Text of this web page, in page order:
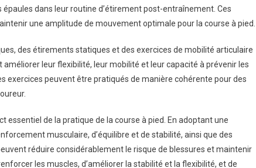
dans leur routine d’étirement post-entraînement. Ces
une amplitude de mouvement optimale pour la course à pied.
des étirements statiques et des exercices de mobilité articulaire
leur flexibilité, leur mobilité et leur capacité à prévenir les
exercices peuvent être pratiqués de manière cohérente pour des
essentiel de la pratique de la course à pied. En adoptant une
musculaire, d’équilibre et de stabilité, ainsi que des
réduire considérablement le risque de blessures et maintenir
les muscles, d’améliorer la stabilité et la flexibilité, et de